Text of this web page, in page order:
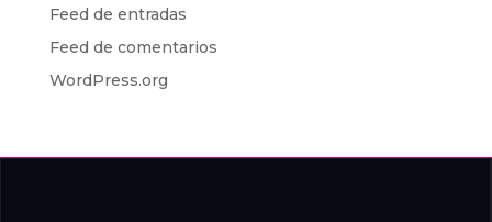
Feed de entradas
Feed de comentarios
WordPress.org